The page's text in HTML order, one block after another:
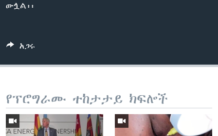
ውሏል፡፡
አጋሩ
የፕሮግራሙ ተከታታይ ክፍሎች